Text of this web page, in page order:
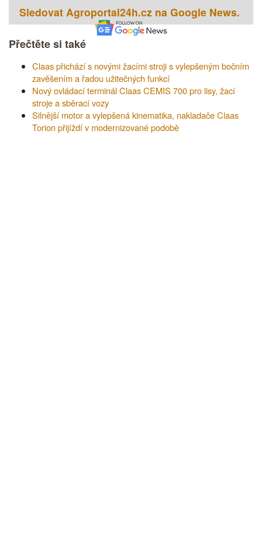
Sledovat Agroportal24h.cz na Google News.
Přečtěte si také
Claas přichází s novými žacími stroji s vylepšeným bočním
zavěšením a řadou užitečných funkcí
Nový ovládací terminál Claas CEMIS 700 pro lisy, žací
stroje a sběrací vozy
Silnější motor a vylepšená kinematika, nakladače Claas
Torion přijíždí v modernizované podobě